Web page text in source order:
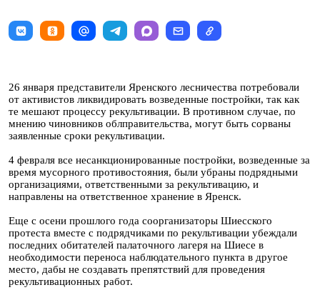
26 января представители Яренского лесничества потребовали
от активистов ликвидировать возведенные постройки, так как
те мешают процессу рекультивации. В противном случае, по
мнению чиновников облправительства, могут быть сорваны
заявленные сроки рекультивации.
4 февраля все несанкционированные постройки, возведенные за
время мусорного противостояния, были убраны подрядными
организациями, ответственными за рекультивацию, и
направлены на ответственное хранение в Яренск.
Еще с осени прошлого года соорганизаторы Шиесского
протеста вместе с подрядчиками по рекультивации убеждали
последних обитателей палаточного лагеря на Шиесе в
необходимости переноса наблюдательного пункта в другое
место, дабы не создавать препятствий для проведения
рекультивационных работ.